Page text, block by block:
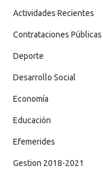
Actividades Recientes
Contrataciones Públicas
Deporte
Desarrollo Social
Economía
Educación
Efemerides
Gestion 2018-2021